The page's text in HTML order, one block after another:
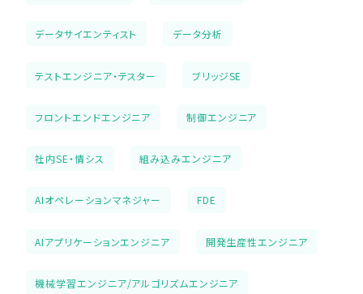
データサイエンティスト データ分析
テストエンジニア・テスター ブリッジSE
フロントエンドエンジニア 制御エンジニア
社内SE・情シス 組み込みエンジニア
AIオペレーションマネジャー FDE
AIアプリケーションエンジニア 開発生産性エンジニア
機械学習エンジニア/アルゴリズムエンジニア